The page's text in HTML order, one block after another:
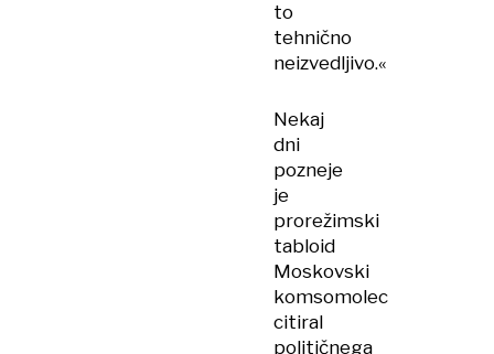
to
tehnično
neizvedljivo.«
Nekaj
dni
pozneje
je
prorežimski
tabloid
Moskovski
komsomolec
citiral
političnega